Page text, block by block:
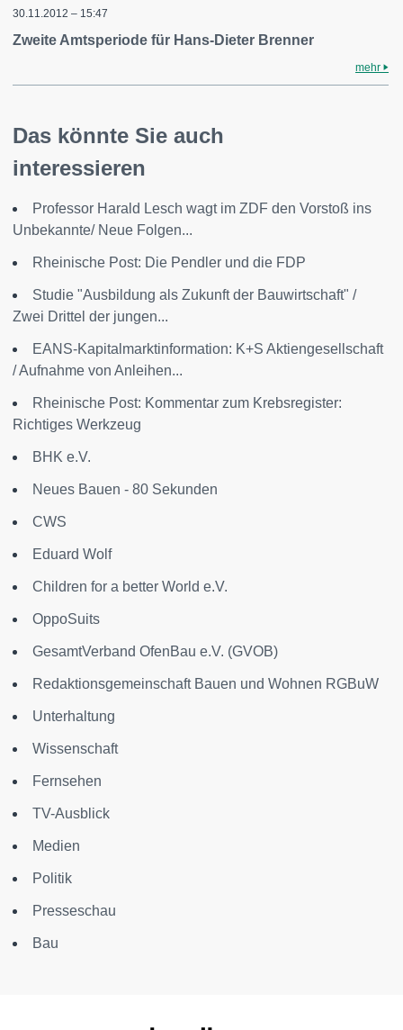
30.11.2012 – 15:47
Zweite Amtsperiode für Hans-Dieter Brenner
mehr
Das könnte Sie auch
interessieren
Professor Harald Lesch wagt im ZDF den Vorstoß ins
Unbekannte/ Neue Folgen...
Rheinische Post: Die Pendler und die FDP
Studie "Ausbildung als Zukunft der Bauwirtschaft" /
Zwei Drittel der jungen...
EANS-Kapitalmarktinformation: K+S Aktiengesellschaft
/ Aufnahme von Anleihen...
Rheinische Post: Kommentar zum Krebsregister:
Richtiges Werkzeug
BHK e.V.
Neues Bauen - 80 Sekunden
CWS
Eduard Wolf
Children for a better World e.V.
OppoSuits
GesamtVerband OfenBau e.V. (GVOB)
Redaktionsgemeinschaft Bauen und Wohnen RGBuW
Unterhaltung
Wissenschaft
Fernsehen
TV-Ausblick
Medien
Politik
Presseschau
Bau